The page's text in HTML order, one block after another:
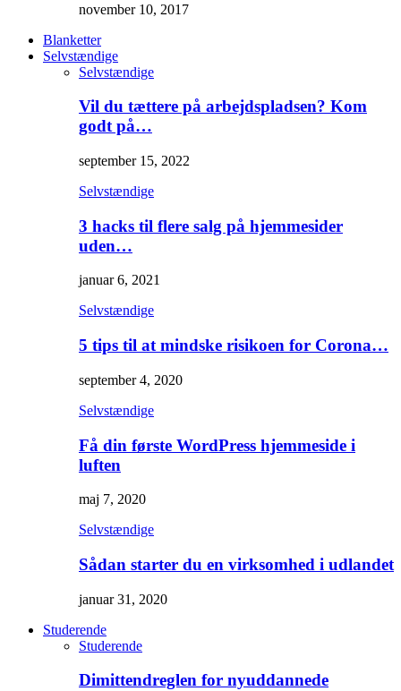
november 10, 2017
Blanketter
Selvstændige
Selvstændige
Vil du tættere på arbejdspladsen? Kom
godt på…
september 15, 2022
Selvstændige
3 hacks til flere salg på hjemmesider
uden…
januar 6, 2021
Selvstændige
5 tips til at mindske risikoen for Corona…
september 4, 2020
Selvstændige
Få din første WordPress hjemmeside i
luften
maj 7, 2020
Selvstændige
Sådan starter du en virksomhed i udlandet
januar 31, 2020
Studerende
Studerende
Dimittendreglen for nyuddannede